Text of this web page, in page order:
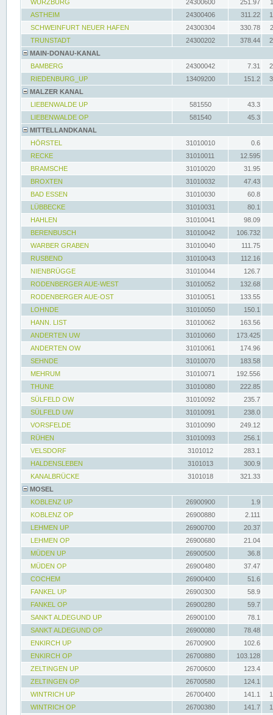
WÜRZBURG 24300600 251.97
ASTHEIM
24300406 311.22
SCHWEINFURT NEUER HAFEN
24300304 330.78
TRUNSTADT
24300202 378.44
MAIN-DONAU-KANAL
BAMBERG
24300042 7.31
RIEDENBURG_UP
13409200 151.2
MALZER KANAL
LIEBENWALDE UP
581550
43.3
LIEBENWALDE OP
581540
45.3
MITTELLANDKANAL
HÖRSTEL
31010010
0.6
RECKE
31010011
12.595
BRAMSCHE
31010020
31.95
BROXTEN
31010032
47.43
BAD ESSEN
31010030
60.8
LÜBBECKE
31010031
80.1
HAHLEN
31010041
98.09
BERENBUSCH
31010042
106.732
WARBER GRABEN
31010040
111.75
RUSBEND
31010043
112.16
NIENBRÜGGE
31010044
126.7
RODENBERGER AUE-WEST
31010052
132.68
RODENBERGER AUE-OST
31010051
133.55
LOHNDE
31010050
150.1
HANN. LIST
31010062
163.56
ANDERTEN UW
31010060
173.425
ANDERTEN OW
31010061
174.96
SEHNDE
31010070
183.58
MEHRUM
31010071
192.556
THUNE
31010080
222.85
SÜLFELD OW
31010092
235.7
SÜLFELD UW
31010091
238.0
VORSFELDE
31010090
249.12
RÜHEN
31010093
256.1
VELSDORF
3101012
283.1
HALDENSLEBEN
3101013
300.9
KANALBRÜCKE
3101018
321.33
MOSEL
KOBLENZ UP
26900900
1.9
KOBLENZ OP
26900880
2.111
LEHMEN UP
26900700
20.37
LEHMEN OP
26900680
21.04
MÜDEN UP
26900500
36.8
MÜDEN OP
26900480
37.47
COCHEM
26900400
51.6
FANKEL UP
26900300
58.9
FANKEL OP
26900280
59.7
SANKT ALDEGUND UP
26900100
78.1
SANKT ALDEGUND OP
26900080
78.48
ENKIRCH UP
26700900
102.6
ENKIRCH OP
26700880
103.128
ZELTINGEN UP
26700600
123.4
ZELTINGEN OP
26700580
124.1
WINTRICH UP
26700400 141.1
WINTRICH OP
26700380 141.7